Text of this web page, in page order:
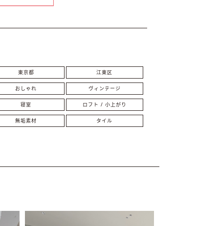
東京都 江東区
おしゃれ ヴィンテージ
寝室 ロフト / 小上がり
無垢素材 タイル